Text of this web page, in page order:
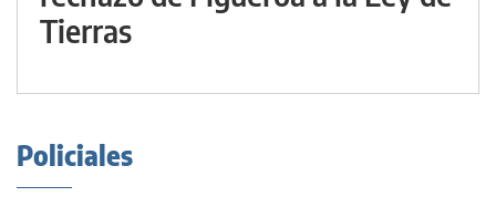
Tierras
Policiales